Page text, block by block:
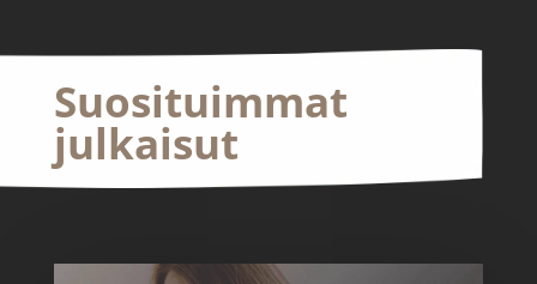
Suosituimmat
julkaisut